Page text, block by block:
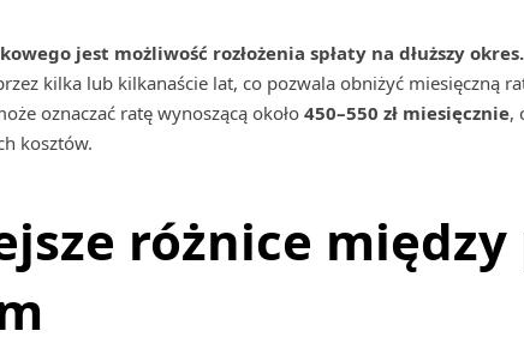
jest możliwość rozłożenia spłaty na dłuższy okres.
kilka lub kilkanaście lat, co pozwala obniżyć miesięczną
oznaczać ratę wynoszącą około 450–550 zł miesięcznie,
kosztów.
różnice między